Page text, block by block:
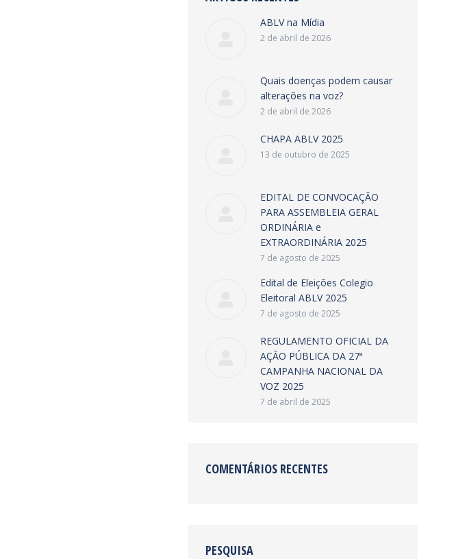
ABLV na Mídia
2 de abril de 2026
Quais doenças podem causar
alterações na voz?
2 de abril de 2026
CHAPA ABLV 2025
13 de outubro de 2025
EDITAL DE CONVOCAÇÃO
PARA ASSEMBLEIA GERAL
ORDINÁRIA e
EXTRAORDINÁRIA 2025
7 de agosto de 2025
Edital de Eleições Colegio
Eleitoral ABLV 2025
7 de agosto de 2025
REGULAMENTO OFICIAL DA
AÇÃO PÚBLICA DA 27ª
CAMPANHA NACIONAL DA
VOZ 2025
7 de abril de 2025
COMENTÁRIOS RECENTES
PESQUISA